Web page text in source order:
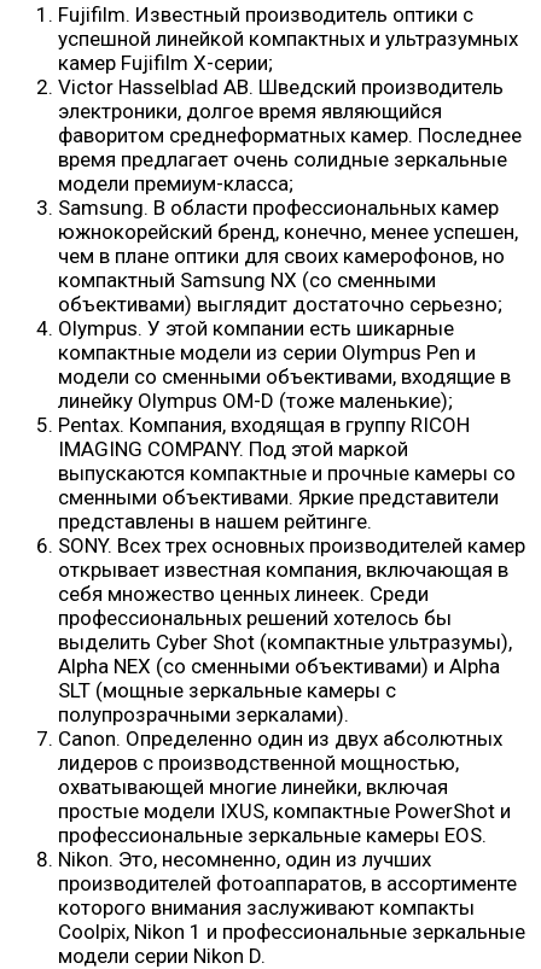
Fujifilm. Известный производитель оптики с
успешной линейкой компактных и ультразумных
камер Fujifilm X-серии;
Victor Hasselblad AB. Шведский производитель
электроники, долгое время являющийся
фаворитом среднеформатных камер. Последнее
время предлагает очень солидные зеркальные
модели премиум-класса;
Samsung. В области профессиональных камер
южнокорейский бренд, конечно, менее успешен,
чем в плане оптики для своих камерофонов, но
компактный Samsung NX (со сменными
объективами) выглядит достаточно серьезно;
Olympus. У этой компании есть шикарные
компактные модели из серии Olympus Pen и
модели со сменными объективами, входящие в
линейку Olympus OM-D (тоже маленькие);
Pentax. Компания, входящая в группу RICOH
IMAGING COMPANY. Под этой маркой
выпускаются компактные и прочные камеры со
сменными объективами. Яркие представители
представлены в нашем рейтинге.
SONY. Всех трех основных производителей камер
открывает известная компания, включающая в
себя множество ценных линеек. Среди
профессиональных решений хотелось бы
выделить Cyber ​​Shot (компактные ультразумы),
Alpha NEX (со сменными объективами) и Alpha
SLT (мощные зеркальные камеры с
полупрозрачными зеркалами).
Canon. Определенно один из двух абсолютных
лидеров с производственной мощностью,
охватывающей многие линейки, включая
простые модели IXUS, компактные PowerShot и
профессиональные зеркальные камеры EOS.
Nikon. Это, несомненно, один из лучших
производителей фотоаппаратов, в ассортименте
которого внимания заслуживают компакты
Coolpix, Nikon 1 и профессиональные зеркальные
модели серии Nikon D.